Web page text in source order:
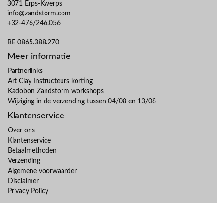
3071 Erps-Kwerps
info@zandstorm.com
+32-476/246.056
BE 0865.388.270
Meer informatie
Partnerlinks
Art Clay Instructeurs korting
Kadobon Zandstorm workshops
Wijziging in de verzending tussen 04/08 en 13/08
Klantenservice
Over ons
Klantenservice
Betaalmethoden
Verzending
Algemene voorwaarden
Disclaimer
Privacy Policy